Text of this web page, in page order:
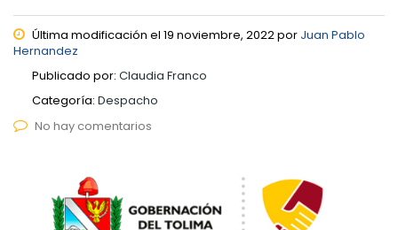
Última modificación el 19 noviembre, 2022 por Juan Pablo
Hernandez
Publicado por: Claudia Franco
Categoría: Despacho
No hay comentarios